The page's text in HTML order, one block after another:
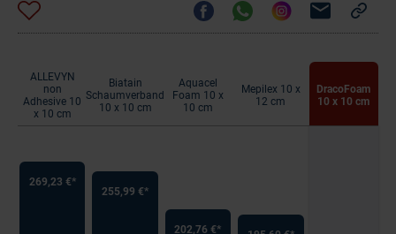
ALLEVYN
non
Adhesive 10
x 10 cm
Biatain
Schaumverband
10 x 10 cm
Aquacel
Foam 10 x
10 cm
Mepilex 10 x
12 cm
DracoFoam
10 x 10 cm
269,23 €*
255,99 €*
202,76 €*